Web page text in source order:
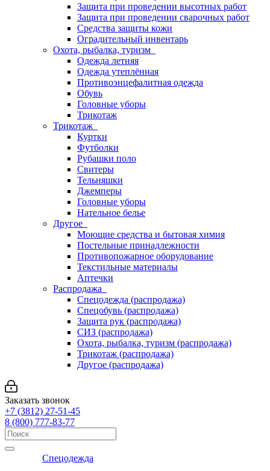
Защита при проведении высотных работ
Защита при проведении сварочных работ
Средства защиты кожи
Оградительный инвентарь
Охота, рыбалка, туризм
Одежда летняя
Одежда утеплённая
Противоэнцефалитная одежда
Обувь
Головные уборы
Трикотаж
Трикотаж
Куртки
Футболки
Рубашки поло
Свитеры
Тельняшки
Джемперы
Головные уборы
Нательное белье
Другое
Моющие средства и бытовая химия
Постельные принадлежности
Противопожарное оборудование
Текстильные материалы
Аптечки
Распродажа
Спецодежда (распродажа)
Спецобувь (распродажа)
Защита рук (распродажа)
СИЗ (распродажа)
Охота, рыбалка, туризм (распродажа)
Трикотаж (распродажа)
Другое (распродажа)
Заказать звонок
+7 (3812) 27-51-45
8 (800) 777-83-77
Спецодежда